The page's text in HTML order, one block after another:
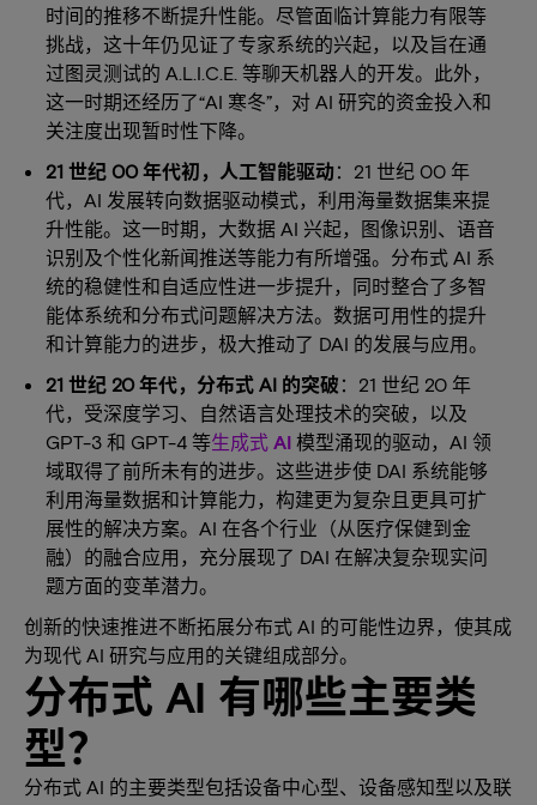
时间的推移不断提升性能。尽管面临计算能力有限等
挑战，这十年仍见证了专家系统的兴起，以及旨在通
过图灵测试的 A.L.I.C.E. 等聊天机器人的开发。此外，
这一时期还经历了“AI 寒冬”，对 AI 研究的资金投入和
关注度出现暂时性下降。
21 世纪 00 年代初，人工智能驱动：21 世纪 00 年
代，AI 发展转向数据驱动模式，利用海量数据集来提
升性能。这一时期，大数据 AI 兴起，图像识别、语音
识别及个性化新闻推送等能力有所增强。分布式 AI 系
统的稳健性和自适应性进一步提升，同时整合了多智
能体系统和分布式问题解决方法。数据可用性的提升
和计算能力的进步，极大推动了 DAI 的发展与应用。
21 世纪 20 年代，分布式 AI 的突破 ：21 世纪 20 年
代，受深度学习、自然语言处理技术的突破，以及
GPT-3 和 GPT-4 等生成式 AI 模型涌现的驱动，AI 领
域取得了前所未有的进步。这些进步使 DAI 系统能够
利用海量数据和计算能力，构建更为复杂且更具可扩
展性的解决方案。AI 在各个行业（从医疗保健到金
融）的融合应用，充分展现了 DAI 在解决复杂现实问
题方面的变革潜力。
创新的快速推进不断拓展分布式 AI 的可能性边界，使其成
为现代 AI 研究与应用的关键组成部分。
分布式 AI 有哪些主要类
型？
分布式 AI 的主要类型包括设备中心型、设备感知型以及联